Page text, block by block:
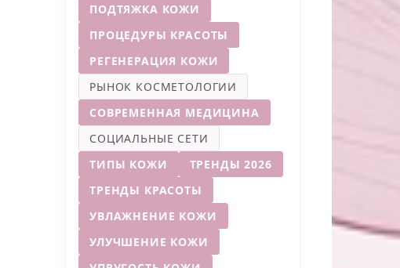
ПОДТЯЖКА КОЖИ
ПРОЦЕДУРЫ КРАСОТЫ
РЕГЕНЕРАЦИЯ КОЖИ
РЫНОК КОСМЕТОЛОГИИ
СОВРЕМЕННАЯ МЕДИЦИНА
СОЦИАЛЬНЫЕ СЕТИ
ТИПЫ КОЖИ
ТРЕНДЫ 2026
ТРЕНДЫ КРАСОТЫ
УВЛАЖНЕНИЕ КОЖИ
УЛУЧШЕНИЕ КОЖИ